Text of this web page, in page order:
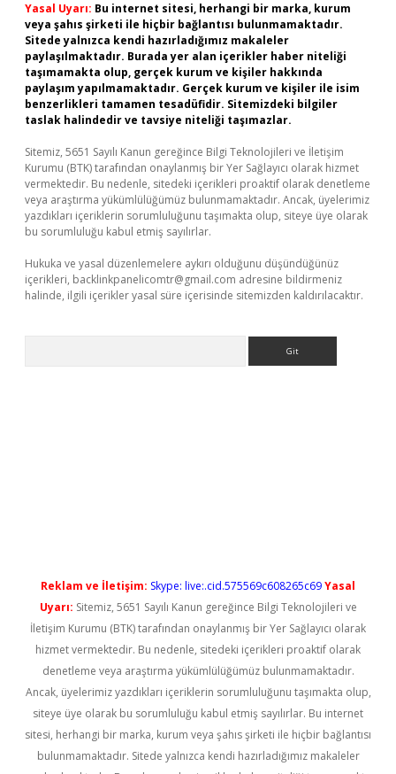
Yasal Uyarı: Bu internet sitesi, herhangi bir marka, kurum
veya şahıs şirketi ile hiçbir bağlantısı bulunmamaktadır.
Sitede yalnızca kendi hazırladığımız makaleler
paylaşılmaktadır. Burada yer alan içerikler haber niteliği
taşımamakta olup, gerçek kurum ve kişiler hakkında
paylaşım yapılmamaktadır. Gerçek kurum ve kişiler ile isim
benzerlikleri tamamen tesadüfidir. Sitemizdeki bilgiler
taslak halindedir ve tavsiye niteliği taşımazlar.
Sitemiz, 5651 Sayılı Kanun gereğince Bilgi Teknolojileri ve İletişim
Kurumu (BTK) tarafından onaylanmış bir Yer Sağlayıcı olarak hizmet
vermektedir. Bu nedenle, sitedeki içerikleri proaktif olarak denetleme
veya araştırma yükümlülüğümüz bulunmamaktadır. Ancak, üyelerimiz
yazdıkları içeriklerin sorumluluğunu taşımakta olup, siteye üye olarak
bu sorumluluğu kabul etmiş sayılırlar.
Hukuka ve yasal düzenlemelere aykırı olduğunu düşündüğünüz
içerikleri, backlinkpanelicomtr@gmail.com adresine bildirmeniz
halinde, ilgili içerikler yasal süre içerisinde sitemizden kaldırılacaktır.
Reklam ve İletişim: Skype: live:.cid.575569c608265c69Yasal
Uyarı: Sitemiz, 5651 Sayılı Kanun gereğince Bilgi Teknolojileri ve
İletişim Kurumu (BTK) tarafından onaylanmış bir Yer Sağlayıcı olarak
hizmet vermektedir. Bu nedenle, sitedeki içerikleri proaktif olarak
denetleme veya araştırma yükümlülüğümüz bulunmamaktadır.
Ancak, üyelerimiz yazdıkları içeriklerin sorumluluğunu taşımakta olup,
siteye üye olarak bu sorumluluğu kabul etmiş sayılırlar. Bu internet
sitesi, herhangi bir marka, kurum veya şahıs şirketi ile hiçbir bağlantısı
bulunmamaktadır. Sitede yalnızca kendi hazırladığımız makaleler